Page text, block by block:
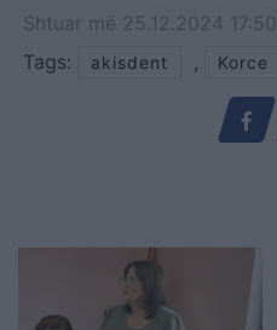
Shtuar më 25.12.2024 17:50
Tags:
akisdent , Korce